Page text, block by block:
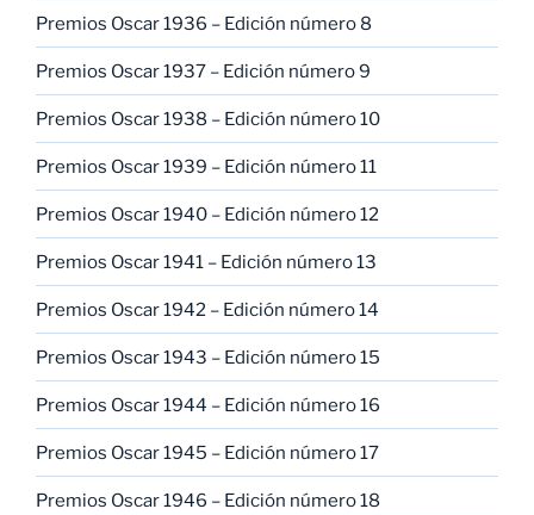
Premios Oscar 1936 – Edición número 8
Premios Oscar 1937 – Edición número 9
Premios Oscar 1938 – Edición número 10
Premios Oscar 1939 – Edición número 11
Premios Oscar 1940 – Edición número 12
Premios Oscar 1941 – Edición número 13
Premios Oscar 1942 – Edición número 14
Premios Oscar 1943 – Edición número 15
Premios Oscar 1944 – Edición número 16
Premios Oscar 1945 – Edición número 17
Premios Oscar 1946 – Edición número 18